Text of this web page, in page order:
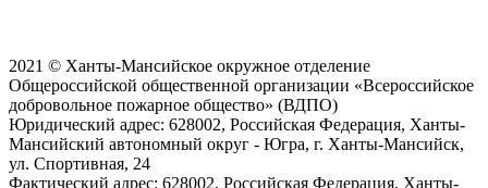
2021 © Ханты-Мансийское окружное отделение
Общероссийской общественной организации «Всероссийское
добровольное пожарное общество» (ВДПО)
Юридический адрес: 628002, Российская Федерация, Ханты-
Мансийский автономный округ - Югра, г. Ханты-Мансийск,
ул. Спортивная, 24
Фактический адрес: 628002, Российская Федерация, Ханты-